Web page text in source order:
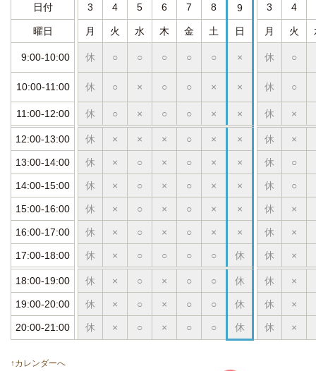
日付 3 4 5 6 7 8 9 3 4
曜日 月 火 水 木 金 土 日 月 火
9:00-10:00 休 ○ ○ ○ ○ ○ × 休 ○
10:00-11:00 休 ○ × ○ ○ × × 休 ○
11:00-12:00 休 ○ × ○ ○ × × 休 ×
12:00-13:00 休 × × × ○ × × 休 ×
13:00-14:00 休 × ○ × ○ × × 休 ○
14:00-15:00 休 × ○ × ○ × × 休 ○
15:00-16:00 休 × ○ × ○ × × 休 ×
16:00-17:00 休 × ○ × ○ × × 休 ×
17:00-18:00 休 × ○ ○ ○ ○ 休 休 ×
18:00-19:00 休 × ○ × ○ ○ 休 休 ×
19:00-20:00 休 × ○ × ○ ○ 休 休 ×
20:00-21:00 休 × ○ × ○ ○ 休 休 ×
↑カレンダーへ